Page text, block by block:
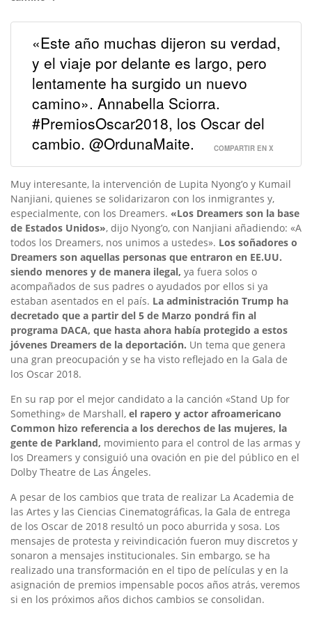
«Este año muchas dijeron su verdad,
y el viaje por delante es largo, pero
lentamente ha surgido un nuevo
camino». Annabella Sciorra.
#PremiosOscar2018, los Oscar del
cambio. @OrdunaMaite.
COMPARTIR EN X
Muy interesante, la intervención de Lupita Nyong’o y Kumail
Nanjiani, quienes se solidarizaron con los inmigrantes y,
especialmente, con los Dreamers. «Los Dreamers son la base
de Estados Unidos», dijo Nyong’o, con Nanjiani añadiendo: «A
todos los Dreamers, nos unimos a ustedes». Los soñadores o
Dreamers son aquellas personas que entraron en EE.UU.
siendo menores y de manera ilegal, ya fuera solos o
acompañados de sus padres o ayudados por ellos si ya
estaban asentados en el país. La administración Trump ha
decretado que a partir del 5 de Marzo pondrá fin al
programa DACA, que hasta ahora había protegido a estos
jóvenes Dreamers de la deportación. Un tema que genera
una gran preocupación y se ha visto reflejado en la Gala de
los Oscar 2018.
En su rap por el mejor candidato a la canción «Stand Up for
Something» de Marshall, el rapero y actor afroamericano
Common hizo referencia a los derechos de las mujeres, la
gente de Parkland, movimiento para el control de las armas y
los Dreamers y consiguió una ovación en pie del público en el
Dolby Theatre de Las Ángeles.
A pesar de los cambios que trata de realizar La Academia de
las Artes y las Ciencias Cinematográficas, la Gala de entrega
de los Oscar de 2018 resultó un poco aburrida y sosa. Los
mensajes de protesta y reivindicación fueron muy discretos y
sonaron a mensajes institucionales. Sin embargo, se ha
realizado una transformación en el tipo de películas y en la
asignación de premios impensable pocos años atrás, veremos
si en los próximos años dichos cambios se consolidan.